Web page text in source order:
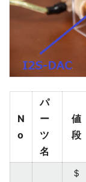
N
o
パ
ー
ツ
名
値
段
＄